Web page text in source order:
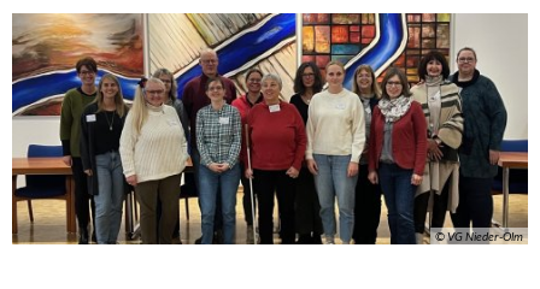
© VG Nieder-Olm